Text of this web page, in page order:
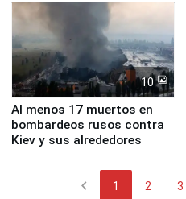
Fenómeno El Niño
10
Al menos 17 muertos en
bombardeos rusos contra
Kiev y sus alrededores
chevron_left 1 2 3